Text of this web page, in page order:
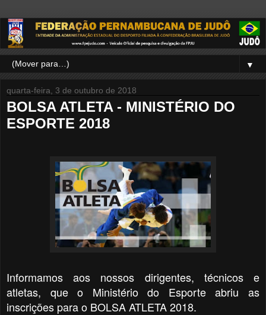
▼
quarta-feira, 3 de outubro de 2018
BOLSA ATLETA - MINISTÉRIO DO
ESPORTE 2018
Informamos aos nossos dirigentes, técnicos e
atletas, que o Ministério do Esporte abriu as
inscrições para o BOLSA ATLETA 2018.